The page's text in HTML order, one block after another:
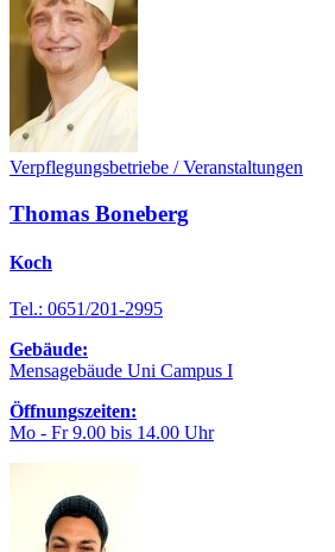
Verpflegungsbetriebe / Veranstaltungen
Thomas Boneberg
Koch
Tel.: 0651/201-2995
Gebäude:
Mensagebäude Uni Campus I
Öffnungszeiten:
Mo - Fr 9.00 bis 14.00 Uhr